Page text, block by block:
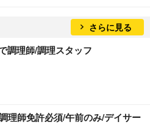
さらに見る
調理師/調理スタッフ
理師免許必須/午前のみ/デイサー